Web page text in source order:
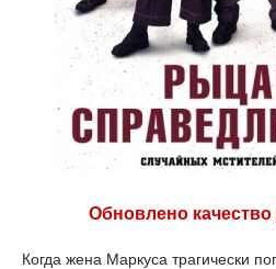
Обновлено
Когда жена Маркуса трагически